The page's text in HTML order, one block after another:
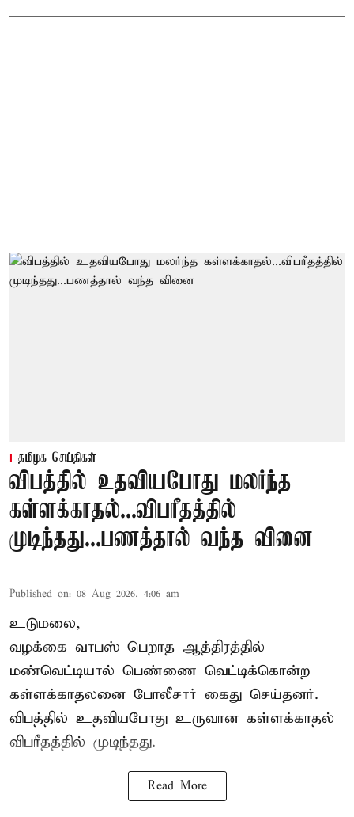
தமிழக செய்திகள்
விபத்தில் உதவியபோது மலர்ந்த
கள்ளக்காதல்...விபரீதத்தில்
முடிந்தது...பணத்தால் வந்த வினை
Published on: 08 Aug 2026, 4:06 am
உடுமலை,
வழக்கை வாபஸ் பெறாத ஆத்திரத்தில்
மண்வெட்டியால் பெண்ணை வெட்டிக்கொன்ற
கள்ளக்காதலனை போலீசார் கைது செய்தனர்.
விபத்தில் உதவியபோது உருவான கள்ளக்காதல்
விபரீதத்தில் முடிந்தது.
Read More